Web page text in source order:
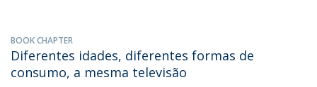
BOOK CHAPTER
Diferentes idades, diferentes formas de
consumo, a mesma televisão